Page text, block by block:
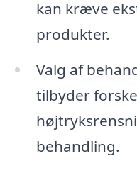
kan kræve
produkter.
Valg af
tilbyder
behandling.